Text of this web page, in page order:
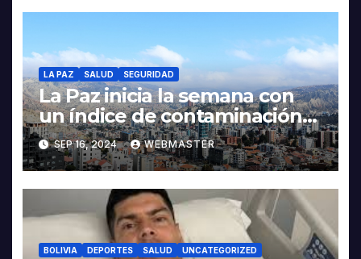
LA PAZ SALUD SEGURIDAD
La Paz inicia la semana con
un índice de contaminación
‘regular’
SEP 16, 2024 WEBMASTER
BOLIVIA DEPORTES SALUD UNCATEGORIZED